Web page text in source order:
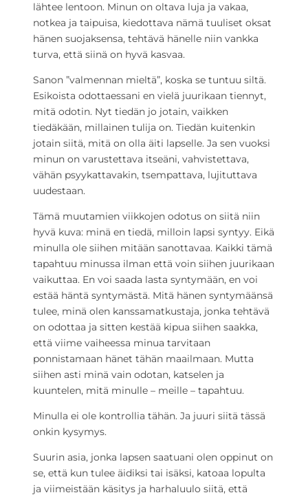
lähtee lentoon. Minun on oltava luja ja vakaa,
notkea ja taipuisa, kiedottava nämä tuuliset oksat
hänen suojaksensa, tehtävä hänelle niin vankka
turva, että siinä on hyvä kasvaa.
Sanon ”valmennan mieltä”, koska se tuntuu siltä.
Esikoista odottaessani en vielä juurikaan tiennyt,
mitä odotin. Nyt tiedän jo jotain, vaikken
tiedäkään, millainen tulija on. Tiedän kuitenkin
jotain siitä, mitä on olla äiti lapselle. Ja sen vuoksi
minun on varustettava itseäni, vahvistettava,
vähän psyykattavakin, tsempattava, lujituttava
uudestaan.
Tämä muutamien viikkojen odotus on siitä niin
hyvä kuva: minä en tiedä, milloin lapsi syntyy. Eikä
minulla ole siihen mitään sanottavaa. Kaikki tämä
tapahtuu minussa ilman että voin siihen juurikaan
vaikuttaa. En voi saada lasta syntymään, en voi
estää häntä syntymästä. Mitä hänen syntymäänsä
tulee, minä olen kanssamatkustaja, jonka tehtävä
on odottaa ja sitten kestää kipua siihen saakka,
että viime vaiheessa minua tarvitaan
ponnistamaan hänet tähän maailmaan. Mutta
siihen asti minä vain odotan, katselen ja
kuuntelen, mitä minulle – meille – tapahtuu.
Minulla ei ole kontrollia tähän. Ja juuri siitä tässä
onkin kysymys.
Suurin asia, jonka lapsen saatuani olen oppinut on
se, että kun tulee äidiksi tai isäksi, katoaa lopulta
ja viimeistään käsitys ja harhaluulo siitä, että